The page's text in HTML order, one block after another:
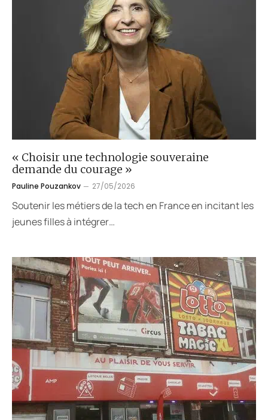
« Choisir une technologie souveraine
demande du courage »
Pauline Pouzankov 27/05/2026
Soutenir les métiers de la tech en France en incitant les
jeunes filles à intégrer…